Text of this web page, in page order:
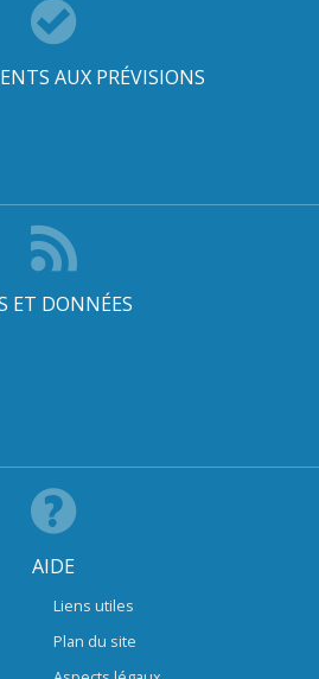
AUX PRÉVISIONS
ET DONNÉES
AIDE
Liens utiles
Plan du site